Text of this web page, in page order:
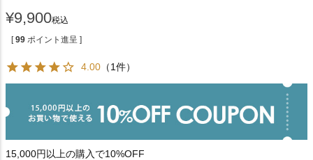
¥9,900税込
[ 99 ポイント進呈 ]
4.00 （1件）
15,000円以上の購入で10%OFF